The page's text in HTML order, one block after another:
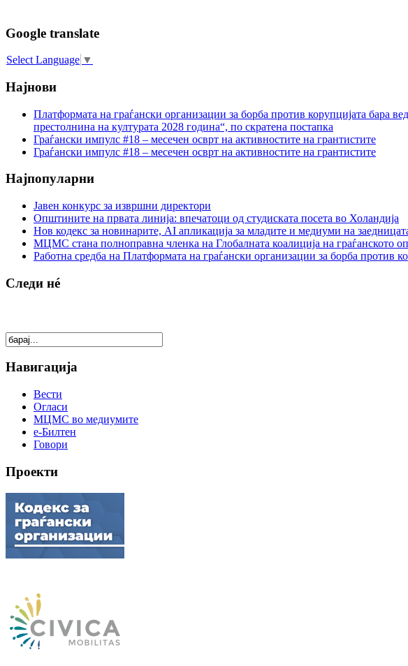
Google translate
Select Language ▼
Најнови
Платформата на граѓански организации за борба против корупцијата бара
престолнина на културата 2028 година“, по скратена постапка
Граѓански импулс #18 – месечен осврт на активностите на грантистите
Граѓански импулс #18 – месечен осврт на активностите на грантистите
Најпопуларни
Јавен конкурс за извршни директори
Општините на првата линија: впечатоци од студиската посета во Холандија
Нов кодекс за новинарите, AI апликација за младите и медиуми на
МЦМС стана полноправна членка на Глобалната коалиција на граѓанското
Работна средба на Платформата на граѓански организации за борба против
Следи нé
Навигација
Вести
Огласи
МЦМС во медиумите
е-Билтен
Говори
Проекти